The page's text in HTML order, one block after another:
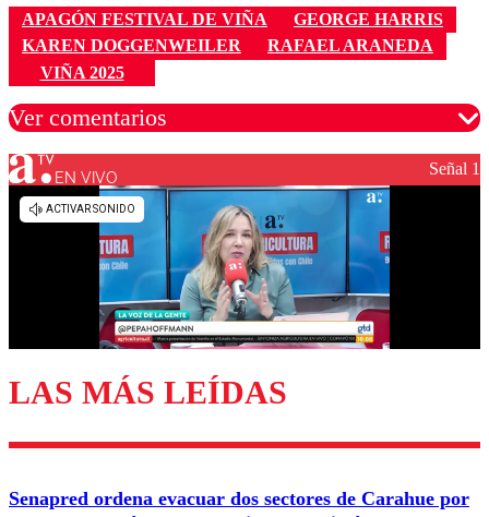
APAGÓN FESTIVAL DE VIÑA
GEORGE HARRIS
KAREN DOGGENWEILER
RAFAEL ARANEDA
VIÑA 2025
Ver comentarios
Los comentarios son moderados para garantizar un
diálogo respetuoso.
Enviar comentario
EN VIVO Señal 1
LAS MÁS LEÍDAS
Senapred ordena evacuar dos sectores de Carahue por